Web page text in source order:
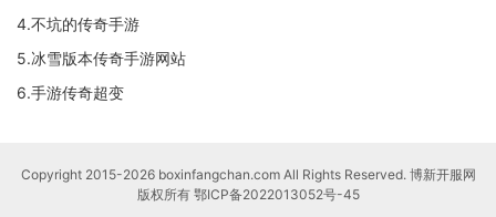
4.不坑的传奇手游
5.冰雪版本传奇手游网站
6.手游传奇超变
Copyright 2015-2026 boxinfangchan.com All Rights Reserved. 博新开服网
版权所有 鄂ICP备2022013052号-45